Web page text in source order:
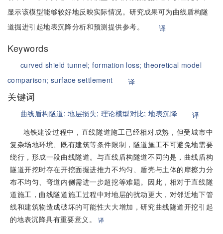
显示该模型能够较好地反映实际情况。研究成果可为曲线盾构隧
道掘进引起地表沉降分析和预测提供参考。
译
Keywords
curved shield tunnel;formation loss; theoretical model
comparison;surface settlement 译
关键词
曲线盾构隧道;地层损失; 理论模型对比;地表沉降
译
地铁建设过程中，直线隧道施工已经相对成熟，但受城市中
复杂场地环境、既有建筑等条件限制，隧道施工不可避免地需要
绕行，形成一段曲线隧道。与直线盾构隧道不同的是，曲线盾构
隧道开挖时存在开挖面掘进推力不均匀、盾壳与土体的摩擦力分
布不均匀、弯道内侧需进一步超挖等难题。因此，相对于直线隧
道施工，曲线隧道施工过程中对地层的扰动更大，对邻近地下管
线和建筑物造成破坏的可能性大大增加，研究曲线隧道开挖引起
的地表沉降具有重要意义。
译